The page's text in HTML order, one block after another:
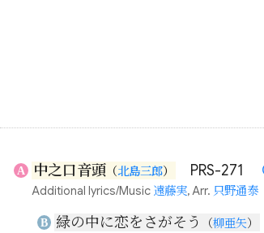
A 中之口音頭 （北島三郎） PRS-271
Additional lyrics/Music 遠藤実, Arr. 只野通泰
B 緑の中に恋をさがそう （柳亜矢）